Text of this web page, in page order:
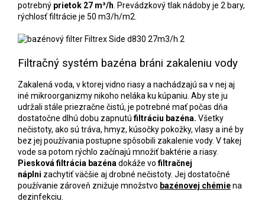
potrebný prietok 27 m³/h. Prevádzkový tlak nádoby je 2 bary,
rýchlosť filtrácie je 50 m3/h/m2.
Filtračný systém bazéna bráni zakaleniu vody
Zakalená voda, v ktorej vidno riasy a nachádzajú sa v nej aj
iné mikroorganizmy nikoho neláka ku kúpaniu. Aby ste ju
udržali stále priezračne čistú, je potrebné mať počas dňa
dostatočne dlhú dobu zapnutúfiltráciu bazéna. Všetky
nečistoty, ako sú tráva, hmyz, kúsočky pokožky, vlasy a iné by
bez jej používania postupne spôsobili zakalenie vody. V takej
vode sa potom rýchlo začínajú množiť baktérie a riasy.
Piesková filtrácia bazéna dokáže vofiltračnej
náplni zachytiť väčšie aj drobné nečistoty. Jej dostatočné
používanie zároveň znižuje množstvo bazénovej chémiena
dezinfekciu.